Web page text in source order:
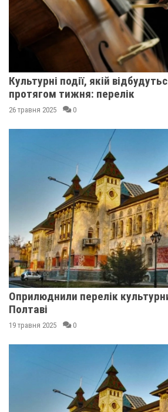
Культурні події, якій
протягом тижня: перелік
26 травня 2025 0
Оприлюднили перелік
Полтаві
19 травня 2025 0